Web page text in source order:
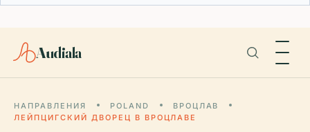
Audiala
НАПРАВЛЕНИЯ POLAND
ВРОЦЛАВ
ЛЕЙПЦИГСКИЙ ДВОРЕЦ В ВРОЦЛАВЕ